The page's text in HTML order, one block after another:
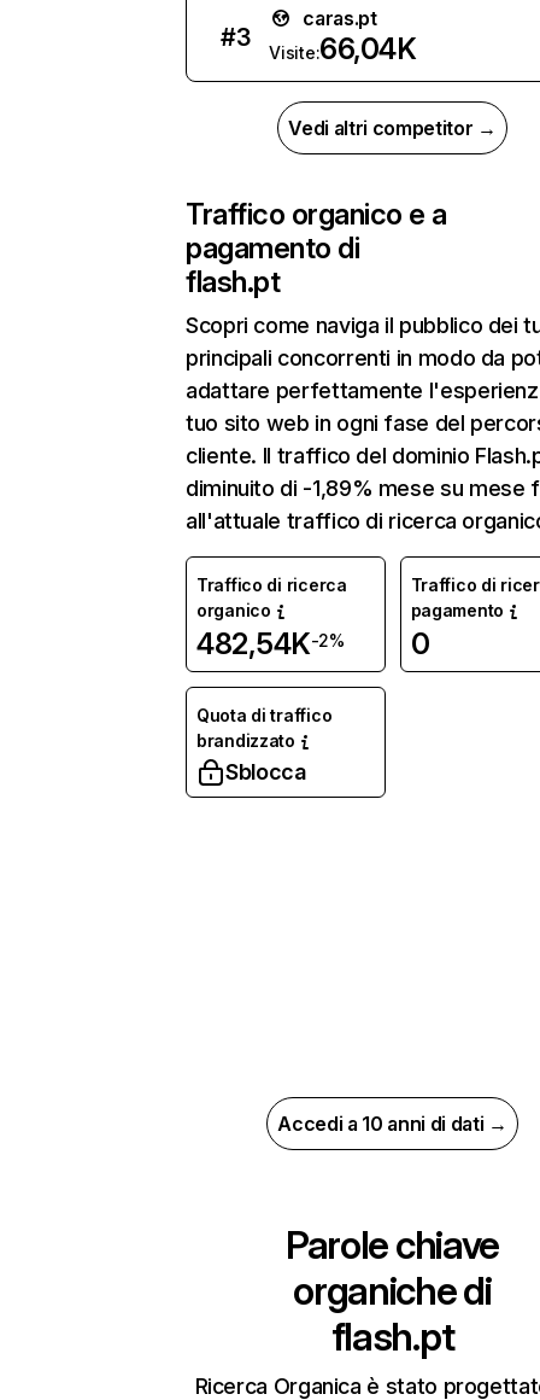
#3
caras.pt
Visite:66,04K
Vedi altri competitor →
Traffico organico e a
pagamento di
flash.pt
Scopri come naviga il pubblico dei
principali concorrenti in modo da
adattare perfettamente
tuo sito web in ogni fase del
cliente. Il traffico del dominio
diminuito di -1,89% mese su mese
all'attuale traffico di ricerca
Traffico di ricerca
organico
482,54K-2%
Traffico di
pagamento
0
Quota di traffico
brandizzato
Sblocca
Accedi a 10 anni di dati →
Parole chiave
organiche di
flash.pt
Ricerca Organica è stato